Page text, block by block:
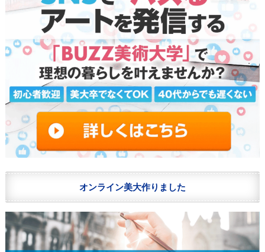
オンライン美大作りました